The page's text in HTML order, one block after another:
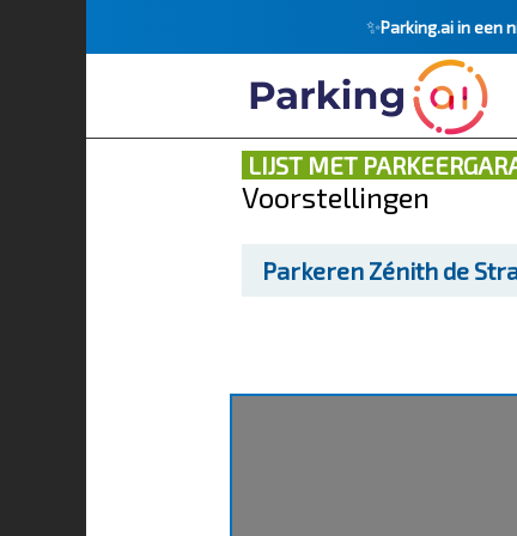
✨Parking.ai in een
LIJST MET
Voorstellingen
Parkeren Zénith de